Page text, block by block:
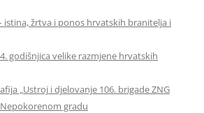
istina, žrtva i ponos hrvatskih branitelja i
godišnjica velike razmjene hrvatskih
„Ustroj i djelovanje 106. brigade ZNG
gradu